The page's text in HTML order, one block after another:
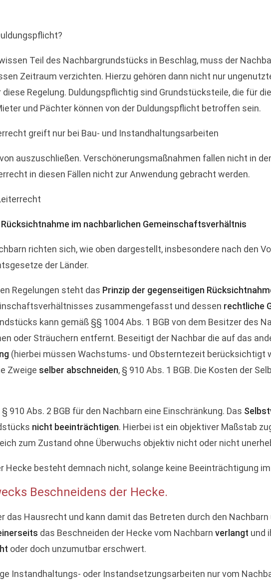
Teil des Nachbargrundstücks in Beschlag, muss der
Zeitraum verzichten. Hierzu gehören dann nicht nur
Regelung. Duldungspflichtig sind Grundstücksteile, die für
und Pächter können von der Duldungspflicht betroffen sein.
greift nur bei Bau- und Instandhaltungsarbeiten
auszuschließen. Verschönerungsmaßnahmen fallen nicht in
in diesen Fällen nicht zur Anwendung gebracht werden.
Rücksichtnahme im nachbarlichen Gemeinschaftsverhältnis
richten sich, wie oben dargestellt, insbesondere nach den
der Länder.
Regelungen steht das Prinzip der gegenseitigen
zusammengefasst und dessen rechtliche
kann gemäß §§ 1004 Abs. 1 BGB von dem Besitzer des
oder Sträuchern entfernt. Beseitigt der Nachbar die auf das
(hierbei müssen Wachstums- und Obsterntezeit berücksichtigt
Zweige selber abschneiden, § 910 Abs. 1 BGB. Die Kosten der
910 Abs. 2 BGB für den Nachbarn eine Einschränkung. Das
nicht beeinträchtigen. Hierbei ist ein objektiver Maßstab
zum Zustand ohne Überwuchs objektiv nicht oder nicht
Hecke besteht demnach nicht, solange keine Beeinträchtigung
Beschneidens der Hecke.
das Hausrecht und kann damit das Betreten durch den
das Beschneiden der Hecke vom Nachbarn verlangt und
oder doch unzumutbar erschwert.
Instandhaltungs- oder Instandsetzungsarbeiten nur vom